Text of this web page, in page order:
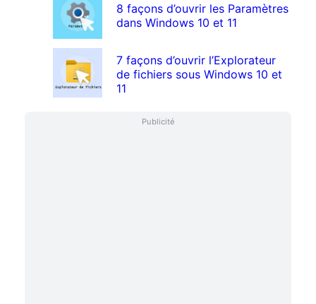
8 façons d’ouvrir les Paramètres
dans Windows 10 et 11
7 façons d’ouvrir l’Explorateur
de fichiers sous Windows 10 et
11
Publicité